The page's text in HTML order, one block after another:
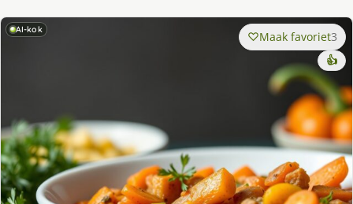
AI-kok Maak favoriet3
👍